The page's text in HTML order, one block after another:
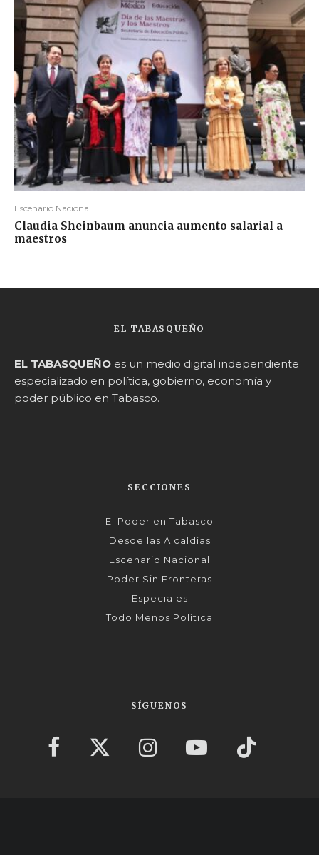
Escenario Nacional
Claudia Sheinbaum anuncia aumento salarial a
maestros
EL TABASQUEÑO
EL TABASQUEÑO es un medio digital independiente
especializado en política, gobierno, economía y
poder público en Tabasco.
SECCIONES
El Poder en Tabasco
Desde las Alcaldías
Escenario Nacional
Poder Sin Fronteras
Especiales
Todo Menos Política
SÍGUENOS